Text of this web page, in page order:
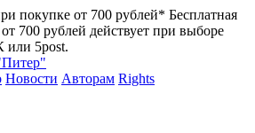
покупке от 700 рублей* Бесплатная
700 рублей действует при выборе
или 5post.
Новости Авторам Rights